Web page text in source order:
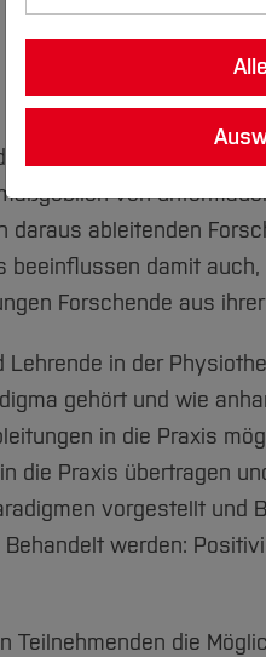
mit unterschiedlichen
von
ableitenden
damit
Forschende aus
in der
gehört und wie
in die Praxis
die Praxis übertragen
vorgestellt und
werden:
Teilnehmenden die